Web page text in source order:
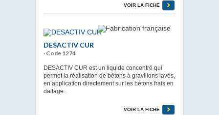
VOIR LA FICHE
DESACTIV CUR
· Code 1274
DESACTIV CUR est un liquide concentré qui
permet la réalisation de bétons à gravillons lavés,
en application directement sur les bétons frais en
dallage.
VOIR LA FICHE